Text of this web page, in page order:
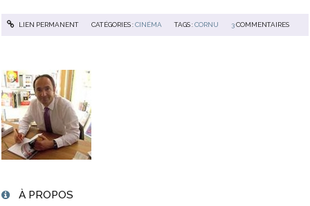
À PROPOS
LIEN PERMANENT CATÉGORIES :CINÉMA TAGS :CORNU 3 COMMENTAIRES